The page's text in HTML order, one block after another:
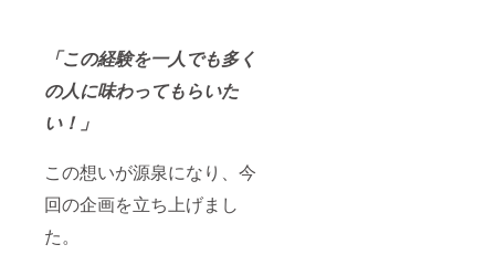
「この経験を一人でも多く
の人に味わってもらいた
い！」
この想いが源泉になり、今
回の企画を立ち上げまし
た。